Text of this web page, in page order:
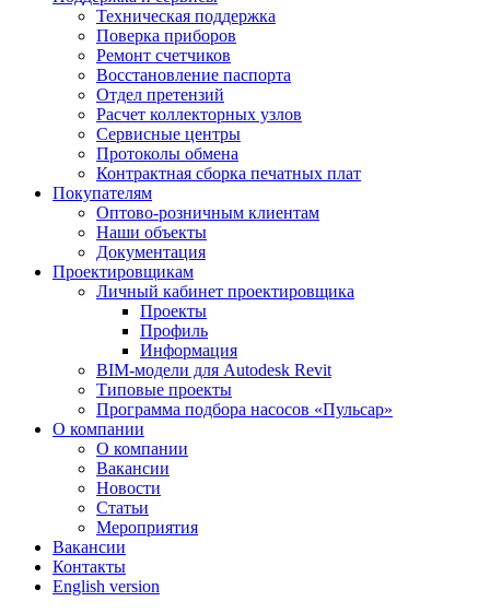
Техническая поддержка
Поверка приборов
Ремонт счетчиков
Восстановление паспорта
Отдел претензий
Расчет коллекторных узлов
Сервисные центры
Протоколы обмена
Контрактная сборка печатных плат
Покупателям
Оптово-розничным клиентам
Наши объекты
Документация
Проектировщикам
Личный кабинет проектировщика
Проекты
Профиль
Информация
BIM-модели для Autodesk Revit
Типовые проекты
Программа подбора насосов «Пульсар»
О компании
О компании
Вакансии
Новости
Статьи
Мероприятия
Вакансии
Контакты
English version